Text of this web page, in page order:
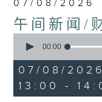
07/08/2026
午间新闻/
seconds
1
hour,
0
seconds
00:00
07/08/
13:00 -